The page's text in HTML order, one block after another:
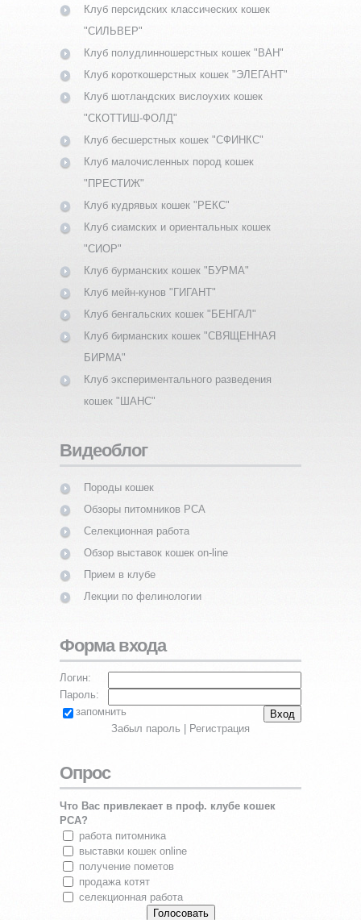
Клуб персидских классических кошек
"СИЛЬВЕР"
Клуб полудлинношерстных кошек "ВАН"
Клуб короткошерстных кошек "ЭЛЕГАНТ"
Клуб шотландских вислоухих кошек
"СКОТТИШ-ФОЛД"
Клуб бесшерстных кошек "СФИНКС"
Клуб малочисленных пород кошек
"ПРЕСТИЖ"
Клуб кудрявых кошек "РЕКС"
Клуб сиамских и ориентальных кошек
"СИОР"
Клуб бурманских кошек "БУРМА"
Клуб мейн-кунов "ГИГАНТ"
Клуб бенгальских кошек "БЕНГАЛ"
Клуб бирманских кошек "СВЯЩЕННАЯ
БИРМА"
Клуб экспериментального разведения
кошек "ШАНС"
Видеоблог
Породы кошек
Обзоры питомников PCA
Селекционная работа
Обзор выставок кошек on-line
Прием в клубе
Лекции по фелинологии
Форма входа
Логин:
Пароль:
запомнить
Забыл пароль | Регистрация
Опрос
Что Вас привлекает в проф. клубе кошек
PCA?
работа питомника
выставки кошек online
получение пометов
продажа котят
селекционная работа